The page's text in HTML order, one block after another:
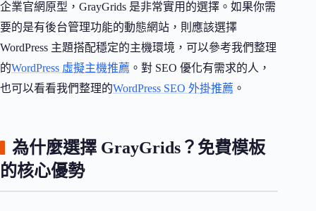
企業官網原型，GrayGrids 是非常實用的選擇。如果你需
要的是有後台管理功能的動態網站，則應該選擇
WordPress 主題搭配穩定的主機環境，可以參考我們整理
的WordPress 虛擬主機推薦 。對 SEO 優化有需求的人，
也可以看看我們整理的WordPress SEO 外掛推薦 。
為什麼選擇 GrayGrids？免費模板
的核心優勢